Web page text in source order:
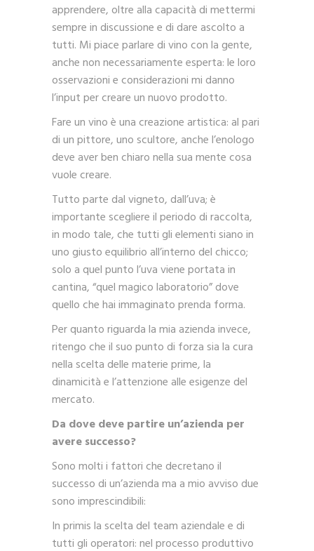
apprendere, oltre alla capacità di mettermi
sempre in discussione e di dare ascolto a
tutti. Mi piace parlare di vino con la gente,
anche non necessariamente esperta: le loro
osservazioni e considerazioni mi danno
l’input per creare un nuovo prodotto.
Fare un vino è una creazione artistica: al pari
di un pittore, uno scultore, anche l’enologo
deve aver ben chiaro nella sua mente cosa
vuole creare.
Tutto parte dal vigneto, dall’uva; è
importante scegliere il periodo di raccolta,
in modo tale, che tutti gli elementi siano in
uno giusto equilibrio all’interno del chicco;
solo a quel punto l’uva viene portata in
cantina, “quel magico laboratorio” dove
quello che hai immaginato prenda forma.
Per quanto riguarda la mia azienda invece,
ritengo che il suo punto di forza sia la cura
nella scelta delle materie prime, la
dinamicità e l’attenzione alle esigenze del
mercato.
Da dove deve partire un’azienda per
avere successo?
Sono molti i fattori che decretano il
successo di un’azienda ma a mio avviso due
sono imprescindibili:
In primis la scelta del team aziendale e di
tutti gli operatori: nel processo produttivo